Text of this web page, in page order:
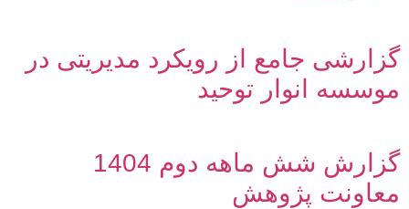
گزارشی جامع از رویکرد مدیریتی در
موسسه انوار توحید
گزارش شش ماهه دوم 1404
معاونت پژوهش